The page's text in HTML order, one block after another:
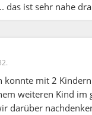
ist sehr nahe
konnte mit 2
weiteren Kind im
darüber